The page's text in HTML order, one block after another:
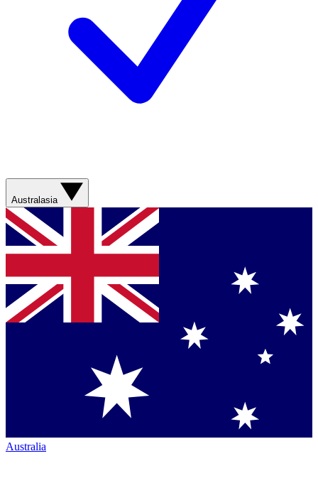
Australasia
Australia